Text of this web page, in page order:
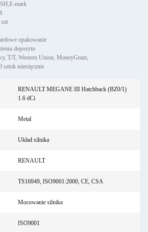
mark
szt
opakowanie
depozytu
T/T, Western Union, MoneyGram,
miesięcznie
RENAULT MEGANE III Hatchback (BZ0/1)
1.6 dCi
Metal
Układ silnika
RENAULT
TS16949, ISO9001:2000, CE, CSA
Mocowanie silnika
ISO9001